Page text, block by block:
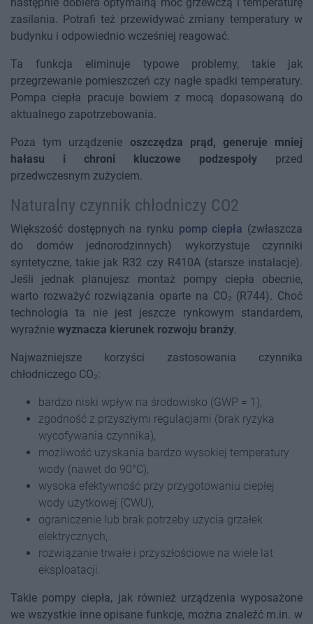
następnie dobiera optymalną moc grzewczą i temperaturę
zasilania. Potrafi też przewidywać zmiany temperatury w
budynku i odpowiednio wcześniej reagować.
Ta funkcja eliminuje typowe problemy, takie jak
przegrzewanie pomieszczeń czy nagłe spadki temperatury.
Pompa ciepła pracuje bowiem z mocą dopasowaną do
aktualnego zapotrzebowania.
Poza tym urządzenie oszczędza prąd, generuje mniej
hałasu i chroni kluczowe podzespoły przed
przedwczesnym zużyciem.
Naturalny czynnik chłodniczy CO2
Większość dostępnych na rynku pomp ciepła (zwłaszcza
do domów jednorodzinnych) wykorzystuje czynniki
syntetyczne, takie jak R32 czy R410A (starsze instalacje).
Jeśli jednak planujesz montaż pompy ciepła obecnie,
warto rozważyć rozwiązania oparte na CO₂ (R744). Choć
technologia ta nie jest jeszcze rynkowym standardem,
wyraźnie wyznacza kierunek rozwoju branży.
Najważniejsze korzyści zastosowania czynnika
chłodniczego CO₂:
bardzo niski wpływ na środowisko (GWP = 1),
zgodność z przyszłymi regulacjami (brak ryzyka
wycofywania czynnika),
możliwość uzyskania bardzo wysokiej temperatury
wody (nawet do 90°C),
wysoka efektywność przy przygotowaniu ciepłej
wody użytkowej (CWU),
ograniczenie lub brak potrzeby użycia grzałek
elektrycznych,
rozwiązanie trwałe i przyszłościowe na wiele lat
eksploatacji.
Takie pompy ciepła, jak również urządzenia wyposażone
we wszystkie inne opisane funkcje, można znaleźć m.in. w